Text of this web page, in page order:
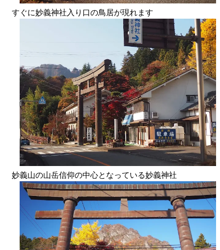
すぐに妙義神社入り口の鳥居が現れます
妙義山の山岳信仰の中心となっている妙義神社